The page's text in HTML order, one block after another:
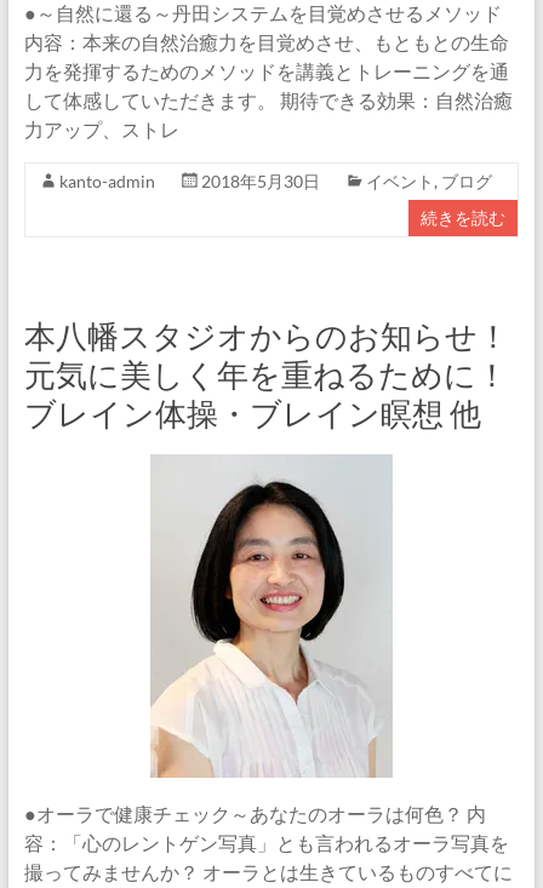
●～自然に還る～丹田システムを目覚めさせるメソッド
内容：本来の自然治癒力を目覚めさせ、もともとの生命
力を発揮するためのメソッドを講義とトレーニングを通
して体感していただきます。 期待できる効果：自然治癒
力アップ、ストレ
kanto-admin 2018年5月30日 イベント , ブログ
続きを読む
本八幡スタジオからのお知らせ！
元気に美しく年を重ねるために！
ブレイン体操・ブレイン瞑想 他
●オーラで健康チェック～あなたのオーラは何色？ 内
容：「心のレントゲン写真」とも言われるオーラ写真を
撮ってみませんか？ オーラとは生きているものすべてに